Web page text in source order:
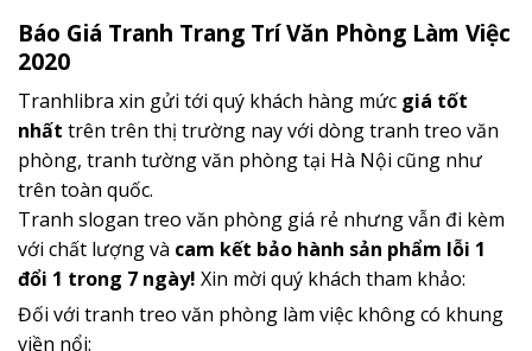
Báo Giá Tranh Trang Trí Văn Phòng Làm Việc
2020
Tranhlibra xin gửi tới quý khách hàng mức giá tốt
nhất trên trên thị trường nay với dòng tranh treo văn
phòng, tranh tường văn phòng tại Hà Nội cũng như
trên toàn quốc.
Tranh slogan treo văn phòng giá rẻ nhưng vẫn đi kèm
với chất lượng và cam kết bảo hành sản phẩm lỗi 1
đổi 1 trong 7 ngày! Xin mời quý khách tham khảo:
Đối với tranh treo văn phòng làm việc không có khung
viền nổi: